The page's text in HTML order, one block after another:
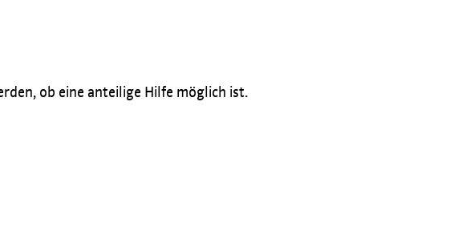
ob eine anteilige Hilfe möglich ist.